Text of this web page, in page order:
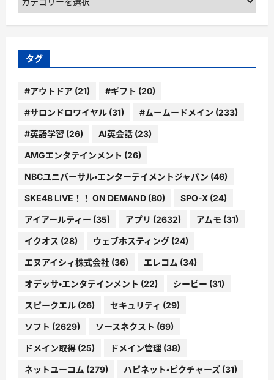
テ
ゴ
ー
タグ
#アウトドア (21) #ギフト (20)
#サロンドロワイヤル (31) #ムームードメイン (233)
#英語学習 (26) AI英会話 (23)
AMGエンタテインメント (26)
NBCユニバーサル・エンターテイメントジャパン (46)
SKE48 LIVE！！ ON DEMAND (80) SPO-X (24)
アイアールティー (35) アプリ (2632) アムモ (31)
イクオス (28) ウェブホスティング (24)
エヌアイシィ株式会社 (36) エレコム (34)
オデッサ・エンタテインメント (22) シービー (31)
スピークエル (26) セキュリティ (29)
ソフト (2629) ソースネクスト (69)
ドメイン取得 (25) ドメイン管理 (38)
ネットユーコム (279) ハピネット・ピクチャーズ (31)